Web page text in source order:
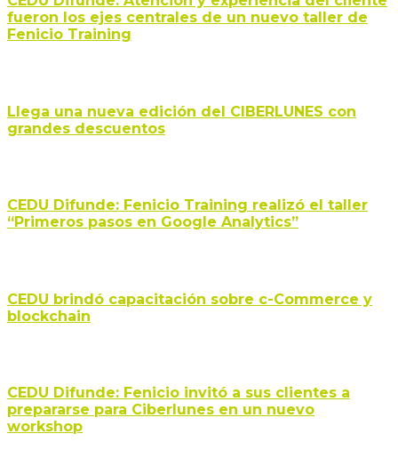
fueron los ejes centrales de un nuevo taller de
Fenicio Training
Llega una nueva edición del CIBERLUNES con
grandes descuentos
CEDU Difunde: Fenicio Training realizó el taller
“Primeros pasos en Google Analytics”
CEDU brindó capacitación sobre c-Commerce y
blockchain
CEDU Difunde: Fenicio invitó a sus clientes a
prepararse para Ciberlunes en un nuevo
workshop